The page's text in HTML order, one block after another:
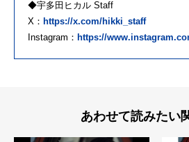
◆宇多田ヒカル Staff
X： https://x.com/hikki_staff
Instagram： https://
あわせて読みたい